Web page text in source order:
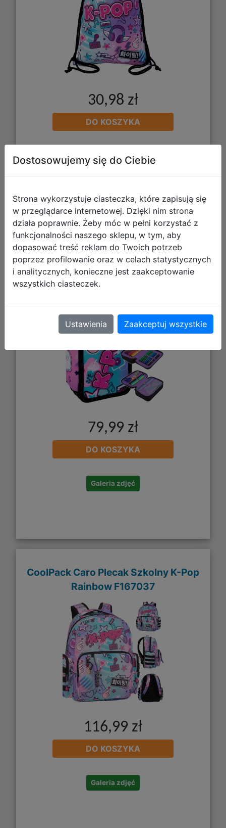
30,98 zł
DO KOSZYKA
Galeria zdjęć
CoolPack Jumper 3 Piórnik
Trzykomorowy Z Wyposażeniem K-
Pop Rainbow F067037
79,99 zł
DO KOSZYKA
Galeria zdjęć
CoolPack Caro Plecak Szkolny K-Pop
Rainbow F167037
116,99 zł
DO KOSZYKA
Galeria zdjęć
Dostosowujemy się do Ciebie
Strona wykorzystuje ciasteczka, które zapisują się
w przeglądarce internetowej. Dzięki nim strona
działa poprawnie. Żeby móc w pełni korzystać z
funkcjonalności naszego sklepu, w tym, aby
dopasować treść reklam do Twoich potrzeb
poprzez profilowanie oraz w celach statystycznych
i analitycznych, konieczne jest zaakceptowanie
wszystkich ciasteczek.
Ustawienia Zaakceptuj wszystkie